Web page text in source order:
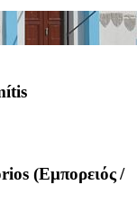
(Εμπορειός/